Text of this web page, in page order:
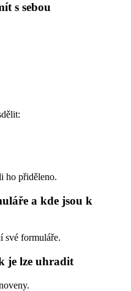
s sebou
ho přiděleno.
a kde jsou k
své formuláře.
je lze uhradit